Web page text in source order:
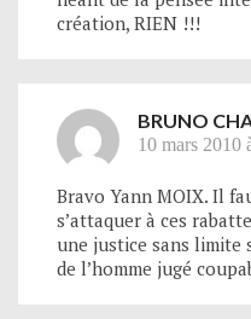
création, RIEN !!!
BRUNO
10 mars 2010
Bravo Yann MOIX. Il
s’attaquer à ces
une justice sans limite
de l’homme jugé